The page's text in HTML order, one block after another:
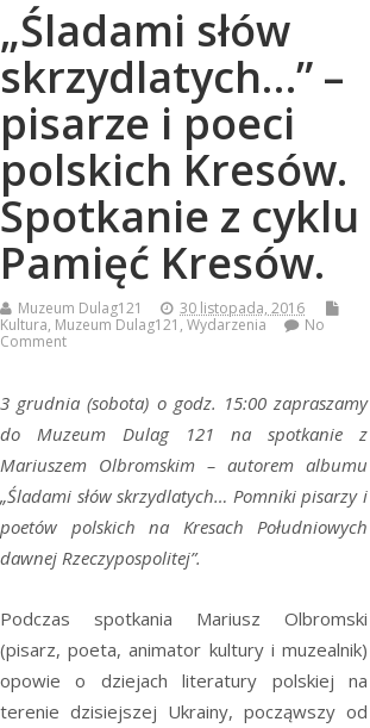
„Śladami słów
skrzydlatych…” –
pisarze i poeci
polskich Kresów.
Spotkanie z cyklu
Pamięć Kresów.
Muzeum Dulag121
30 listopada, 2016
Kultura, Muzeum Dulag121 , Wydarzenia
No
Comment
3 grudnia (sobota) o godz. 15:00 zapraszamy
do Muzeum Dulag 121 na spotkanie z
Mariuszem Olbromskim – autorem albumu
„Śladami słów skrzydlatych… Pomniki pisarzy i
poetów polskich na Kresach Południowych
dawnej Rzeczypospolitej”.
Podczas spotkania Mariusz Olbromski
(pisarz, poeta, animator kultury i muzealnik)
opowie o dziejach literatury polskiej na
terenie dzisiejszej Ukrainy, począwszy od